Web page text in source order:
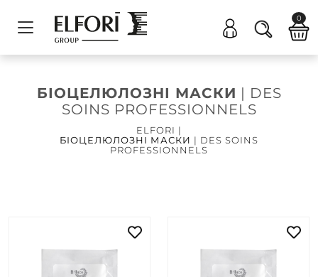
0
БІОЦЕЛЮЛОЗНІ МАСКИ | DES
SOINS PROFESSIONNELS
ELFORI |
БІОЦЕЛЮЛОЗНІ МАСКИ | DES SOINS
PROFESSIONNELS